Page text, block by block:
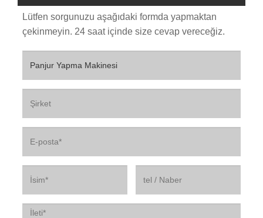
Lütfen sorgunuzu aşağıdaki formda yapmaktan
çekinmeyin. 24 saat içinde size cevap vereceğiz.